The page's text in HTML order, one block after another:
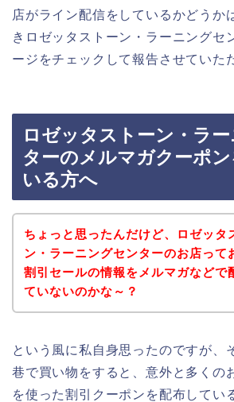
店がライン配信をしているかどうか
きロゼッタストーン・ラーニングセ
ージをチェックして報告させていた
ロゼッタストーン・ラ
ターのメルマガクーポ
いる方へ
ちょっと思ったんだけど、ロゼッタ
ン・ラーニングセンターのお店って
割引セールの情報をメルマガなどで
ていないのかな～？
という風に私自身思ったのですが、
巷で買い物をすると、意外と多くの
を使った割引クーポンを配布してい